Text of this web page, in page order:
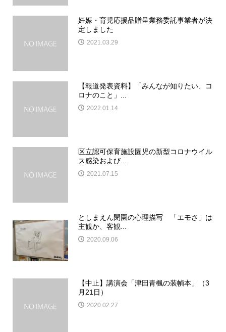
妊娠・育児応援品贈呈業務委託事業者が決
定しました
2021.03.29
【報道発表資料】「みんなが知りたい、コ
ロナのこと」...
2022.01.14
区立認可保育施設園児の新型コロナウイル
ス感染および...
2021.07.15
としまえん閉園の心理描写 「エモさ」は
主観か、客観...
2020.09.06
【中止】講演会「津田青楓の装幀本」（3
月21日）
2020.02.27